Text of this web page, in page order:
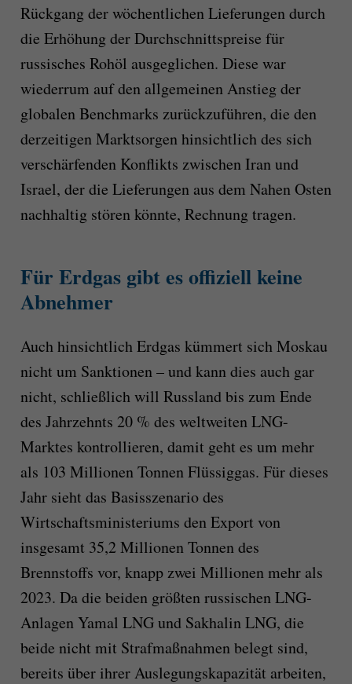
Rückgang der wöchentlichen Lieferungen durch
die Erhöhung der Durchschnittspreise für
russisches Rohöl ausgeglichen. Diese war
wiederrum auf den allgemeinen Anstieg der
globalen Benchmarks zurückzuführen, die den
derzeitigen Marktsorgen hinsichtlich des sich
verschärfenden Konflikts zwischen Iran und
Israel, der die Lieferungen aus dem Nahen Osten
nachhaltig stören könnte, Rechnung tragen.
Für Erdgas gibt es offiziell keine
Abnehmer
Auch hinsichtlich Erdgas kümmert sich Moskau
nicht um Sanktionen – und kann dies auch gar
nicht, schließlich will Russland bis zum Ende
des Jahrzehnts 20 % des weltweiten LNG-
Marktes kontrollieren, damit geht es um mehr
als 103 Millionen Tonnen Flüssiggas. Für dieses
Jahr sieht das Basisszenario des
Wirtschaftsministeriums den Export von
insgesamt 35,2 Millionen Tonnen des
Brennstoffs vor, knapp zwei Millionen mehr als
2023. Da die beiden größten russischen LNG-
Anlagen Yamal LNG und Sakhalin LNG, die
beide nicht mit Strafmaßnahmen belegt sind,
bereits über ihrer Auslegungskapazität arbeiten,